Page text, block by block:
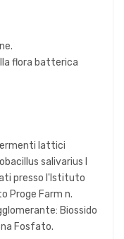
flora batterica
lattici
salivarius I
presso l'Istituto
Proge Farm n.
Biossido
Fosfato.